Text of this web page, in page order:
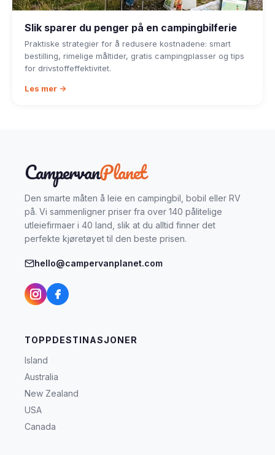
Slik sparer du penger på en campingbilferie
Praktiske strategier for å redusere kostnadene: smart
bestilling, rimelige måltider, gratis campingplasser og tips
for drivstoffeffektivitet.
Les mer →
CampervanPlanet
Den smarte måten å leie en campingbil, bobil eller RV
på. Vi sammenligner priser fra over 140 pålitelige
utleiefirmaer i 40 land, slik at du alltid finner det
perfekte kjøretøyet til den beste prisen.
hello@campervanplanet.com
TOPPDESTINASJONER
Island
Australia
New Zealand
USA
Canada